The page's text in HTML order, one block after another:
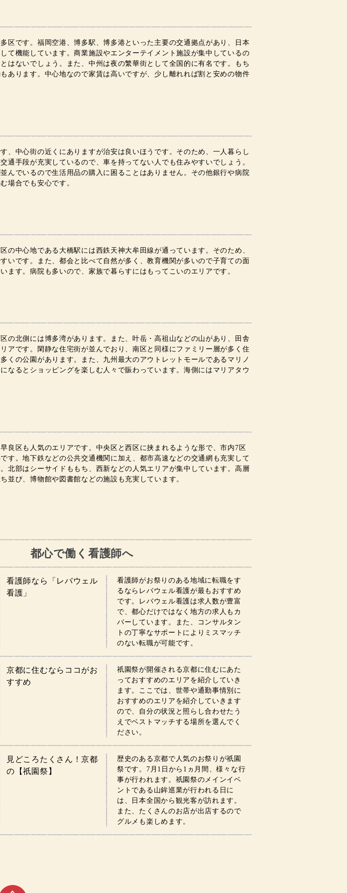
区です。福岡空港、博多駅、博多港といった主要の交通拠点があり、日本
て機能しています。商業施設やエンターテイメント施設が集中しているの
はないでしょう。また、中州は夜の繁華街として全国的に有名です。もち
あります。中心地なので家賃は高いですが、少し離れれば割と安めの物件
、中心街の近くにありますが治安は良いほうです。そのため、一人暮らし
通手段が充実しているので、車を持ってない人でも住みやすいでしょう。
んでいるので生活用品の購入に困ることはありません。その他銀行や病院
場合でも安心です。
の中心地である大橋駅には西鉄天神大牟田線が通っています。そのため、
いです。また、都会と比べて自然が多く、教育機関が多いので子育ての面
ます。病院も多いので、家族で暮らすにはもってこいのエリアです。
の北側には博多湾があります。また、叶岳・高祖山などの山があり、田舎
アです。閑静な住宅街が並んでおり、南区と同様にファミリー層が多く住
くの公園があります。また、九州最大のアウトレットモールであるマリノ
なるとショッピングを楽しむ人々で賑わっています。海側にはマリアタウ
良区も人気のエリアです。中央区と西区に挟まれるような形で、市内7区
す。地下鉄などの公共交通機関に加え、都市高速などの交通網も充実して
北部はシーサイドももち、西新などの人気エリアが集中しています。高層
並び、博物館や図書館などの施設も充実しています。
都心で働く看護師へ
看護師なら「レバウェル
看護」
看護師がお祭りのある地域に転職をす
るならレバウェル看護が最もおすすめ
です。レバウェル看護は求人数が豊富
で、都心だけではなく地方の求人もカ
バーしています。また、コンサルタン
トの丁寧なサポートによりミスマッチ
のない転職が可能です。
京都に住むならココがお
すすめ
祇園祭が開催される京都に住むにあた
っておすすめのエリアを紹介していき
ます。ここでは、世帯や通勤事情別に
おすすめのエリアを紹介していきます
ので、自分の状況と照らし合わせたう
えでベストマッチする場所を選んでく
ださい。
見どころたくさん！京都
の【祇園祭】
歴史のある京都で人気のお祭りが祇園
祭です。7月1日から1ヵ月間、様々な行
事が行われます。祇園祭のメインイベ
ントである山鉾巡業が行われる日に
は、日本全国から観光客が訪れます。
また、たくさんのお店が出店するので
グルメも楽しめます。